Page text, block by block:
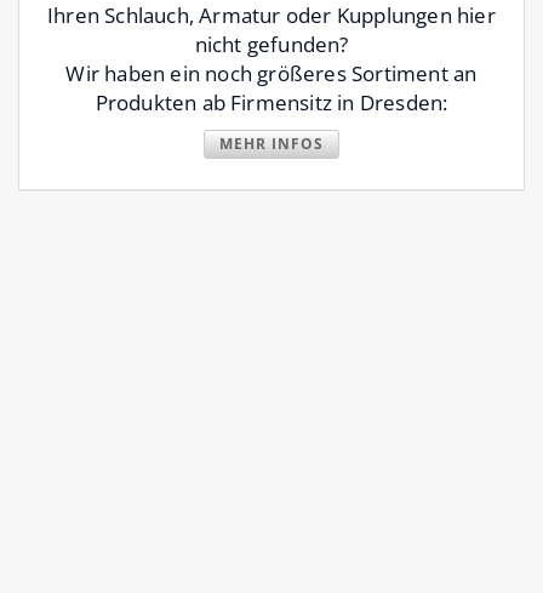
Ihren Schlauch, Armatur oder Kupplungen hier
nicht gefunden?
Wir haben ein noch größeres Sortiment an
Produkten ab Firmensitz in Dresden:
MEHR INFOS